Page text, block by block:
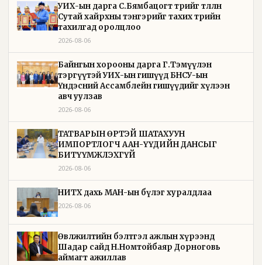
УИХ-ын дарга С.Бямбацогт төрийг төлөөлөн
Сутай хайрхны тэнгэрийг тахих төрийн
тахилгад оролцлоо
2026-08-06
Байнгын хорооны дарга Г.Тэмүүлэн
тэргүүтэй УИХ-ын гишүүд БНСУ-ын
Үндэсний Ассамблейн гишүүдийг хүлээн
авч уулзав
2026-08-06
ТАТВАРЫН ӨРТЭЙ ШАТАХУУН
ИМПОРТЛОГЧ ААН-ҮҮДИЙН ДАНСЫГ
БИТҮҮМЖЛЭХГҮЙ
2026-08-06
НИТХ дахь МАН-ын бүлэг хуралдлаа
2026-08-06
Өвөлжилтийн бэлтгэл ажлын хүрээнд
Шадар сайд Н.Номтойбаяр Дорноговь
аймагт ажиллав